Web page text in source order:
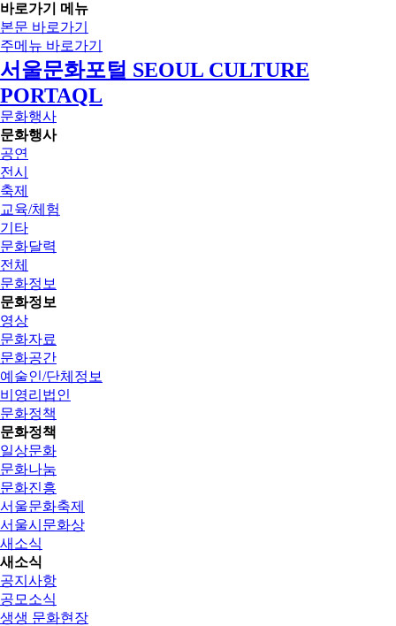
바로가기 메뉴
본문 바로가기
주메뉴 바로가기
서울문화포털 SEOUL CULTURE
PORTAQL
문화행사
문화행사
공연
전시
축제
교육/체험
기타
문화달력
전체
문화정보
문화정보
영상
문화자료
문화공간
예술인/단체정보
비영리법인
문화정책
문화정책
일상문화
문화나눔
문화진흥
서울문화축제
서울시문화상
새소식
새소식
공지사항
공모소식
생생 문화현장